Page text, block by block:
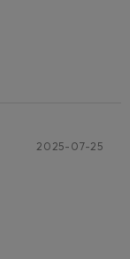
2025-07-25